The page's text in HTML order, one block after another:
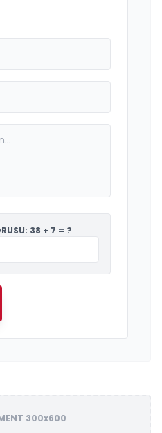
38 + 7 = ?
300x600